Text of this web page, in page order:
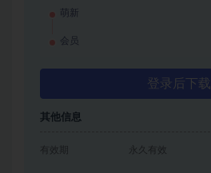
萌新
会员
登录后下载
其他信息
有效期 永久有效